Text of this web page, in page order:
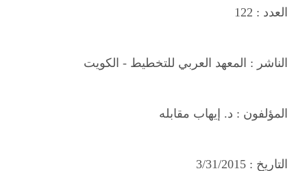
العدد : 122
الناشر : المعهد العربي للتخطيط - الكويت
المؤلفون : د. إيهاب مقابله
التاريخ :3/31/2015